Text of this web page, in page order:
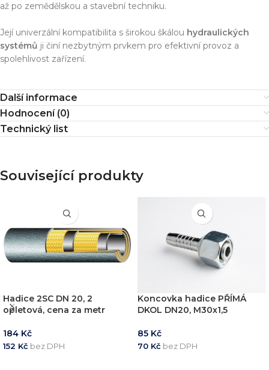
až po zemědělskou a stavební techniku.
Její univerzální kompatibilita s širokou škálou hydraulických
systémů ji činí nezbytným prvkem pro efektivní provoz a
spolehlivost zařízení.
Další informace
Hodnocení (0)
Technický list
Související produkty
Hadice 2SC DN 20, 2
opletová, cena za metr
184 Kč
152 Kč bez DPH
Koncovka hadice PŘÍMÁ
DKOL DN20, M30x1,5
85 Kč
70 Kč bez DPH